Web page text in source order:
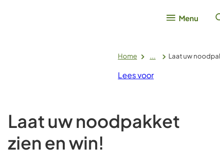
Menu
Home ... Laat uw
Lees voor
Laat uw noodpakket
zien en win!